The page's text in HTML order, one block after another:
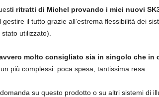
i ritratti di Michel provando i miei nuovi
gestire il tutto grazie all’estrema flessibilità dei
utilizzato).
molto consigliato sia in singolo che in
più complessi: poca spesa, tantissima resa.
su questo prodotto o su altri sistemi di